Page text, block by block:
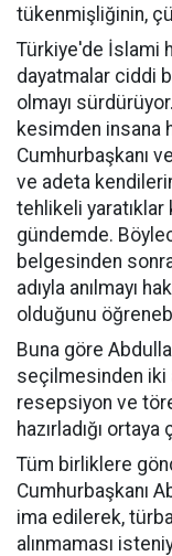
tükenmişliğinin,
Türkiye'de İslami
dayatmalar ciddi
olmayı
kesimden insana
Cumhurbaşkanı
ve adeta
tehlikeli
gündemde.
belgesinden
adıyla anılmayı
olduğunu
Buna göre
seçilmesinden iki
resepsiyon ve
hazırladığı ortaya
Tüm birliklere
Cumhurbaşkanı
ima edilerek,
alınmaması